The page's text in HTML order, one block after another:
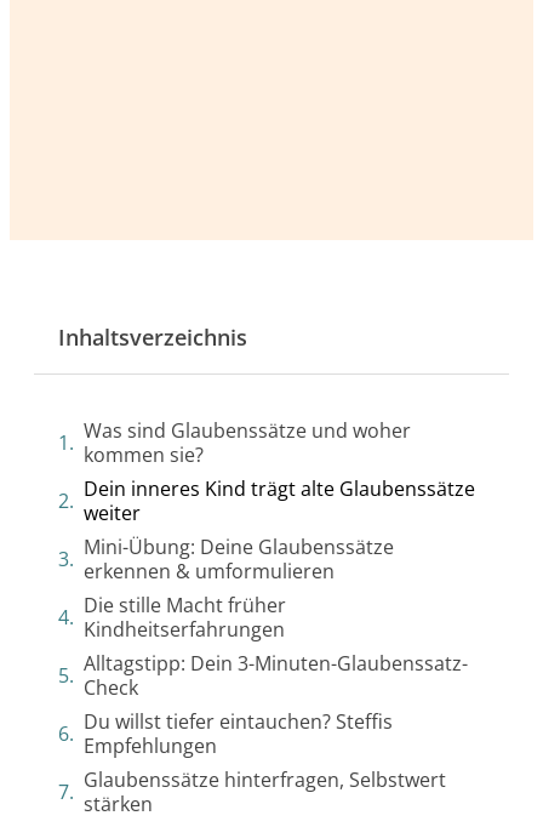
Inhaltsverzeichnis
Was sind Glaubenssätze und woher
kommen sie?
Dein inneres Kind trägt alte Glaubenssätze
weiter
Mini-Übung: Deine Glaubenssätze
erkennen & umformulieren
Die stille Macht früher
Kindheitserfahrungen
Alltagstipp: Dein 3-Minuten-Glaubenssatz-
Check
Du willst tiefer eintauchen? Steffis
Empfehlungen
Glaubenssätze hinterfragen, Selbstwert
stärken